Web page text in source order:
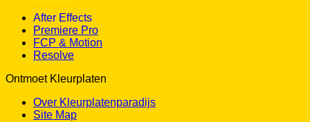
After Effects
Premiere Pro
FCP & Motion
Resolve
Ontmoet Kleurplaten
Over Kleurplatenparadijs
Site Map